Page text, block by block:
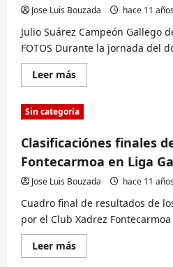
Jose Luis Bouzada hace 11 años
Julio Suárez Campeón Gallego
FOTOS Durante la jornada del
Leer másLee
más
RESULTADO
DE
LAS
CITAS
DEL
CX
FONTECARMOA
DEL
DE
SEMANA
PASADO
Sin categoría
Clasificaciónes finales
Fontecarmoa en Liga
Jose Luis Bouzada hace 11 años
Cuadro final de resultados de
por el Club Xadrez
Leer másLee
más